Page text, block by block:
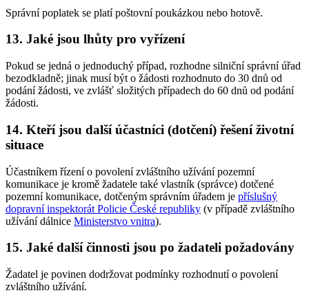
Správní poplatek se platí poštovní poukázkou nebo hotově.
13. Jaké jsou lhůty pro vyřízení
Pokud se jedná o jednoduchý případ, rozhodne silniční správní úřad
bezodkladně; jinak musí být o žádosti rozhodnuto do 30 dnů od
podání žádosti, ve zvlášť složitých případech do 60 dnů od podání
žádosti.
14. Kteří jsou další účastníci (dotčení) řešení životní
situace
Účastníkem řízení o povolení zvláštního užívání pozemní
komunikace je kromě žadatele také vlastník (správce) dotčené
pozemní komunikace, dotčeným správním úřadem je příslušný
dopravní inspektorát Policie České republiky (v případě zvláštního
užívání dálnice Ministerstvo vnitra).
15. Jaké další činnosti jsou po žadateli požadovány
Žadatel je povinen dodržovat podmínky rozhodnutí o povolení
zvláštního užívání.